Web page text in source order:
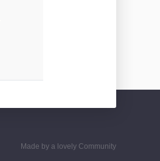
Made by a lovely Community